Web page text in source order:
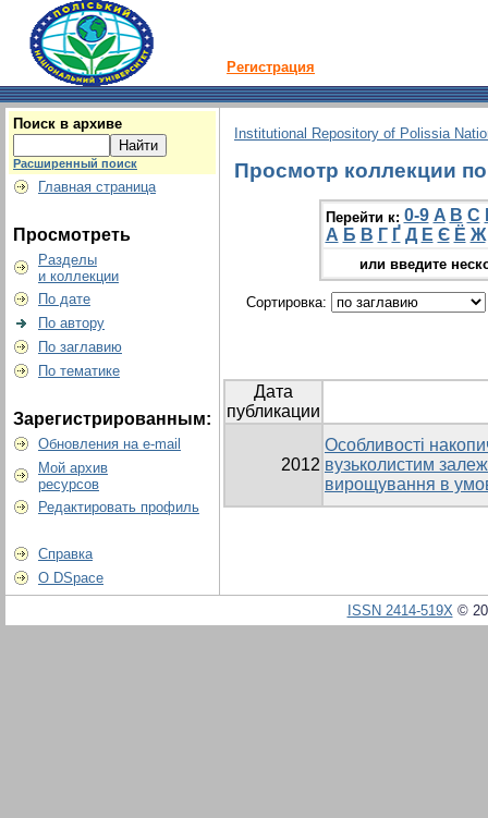
Регистрация
Поиск в архиве
Расширенный поиск
Главная страница
Просмотреть
Разделы
и коллекции
По дате
По автору
По заглавию
По тематике
Зарегистрированным:
Обновления на e-mail
Мой архив
ресурсов
Редактировать профиль
Справка
О DSpace
Institutional Repository of Polissia
Просмотр коллекции
Перейти к: 0-9 A B C
А Б В Г Ґ Д Е Є Ё Ж
или введите
Сортировка:
Дата
публикации
2012
Особливості
вузьколистим
вирощування в
ISSN 2414-519X©